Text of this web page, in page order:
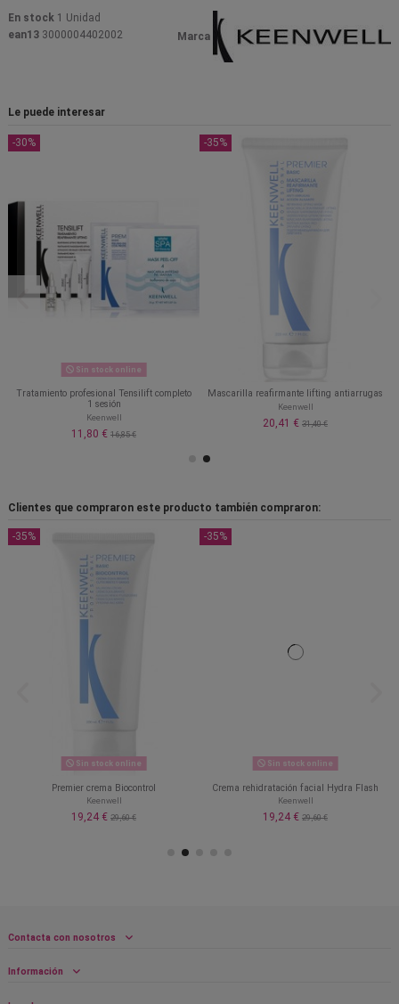
Marca
En stock 1 Unidad
ean13 3000004402002
Le puede interesar
-30%
Sin stock online
Tratamiento profesional Tensilift completo
1 sesión
Keenwell
11,80 € 16,85 €
-35%
Mascarilla reafirmante lifting antiarrugas
Keenwell
20,41 € 31,40 €
Clientes que compraron este producto también compraron:
-35%
Sin stock online
Premier crema Biocontrol
Keenwell
19,24 € 29,60 €
-35%
Sin stock online
Crema rehidratación facial Hydra Flash
Keenwell
19,24 € 29,60 €
Contacta con nosotros
Información